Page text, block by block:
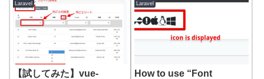
Laravel
【試してみた】vue-
Laravel
How to use “Font